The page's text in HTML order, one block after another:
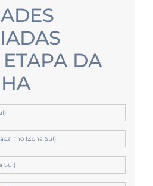
ETAPA DA
(Zona Sul)
Sul)